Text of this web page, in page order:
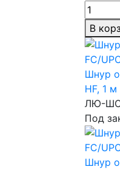
В
Шнур
HF, 1 м
ЛЮ-
Под
Шнур